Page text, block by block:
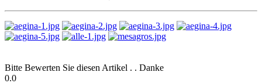
Bitte Bewerten Sie diesen Artikel . . Danke
0.0